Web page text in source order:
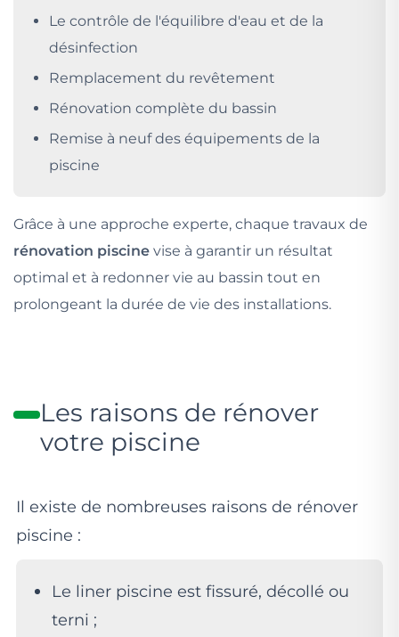
Le contrôle de l'équilibre d'eau et de la
désinfection
Remplacement du revêtement
Rénovation complète du bassin
Remise à neuf des équipements de la
piscine
Grâce à une approche experte, chaque travaux de
rénovation piscine vise à garantir un résultat
optimal et à redonner vie au bassin tout en
prolongeant la durée de vie des installations.
Les raisons de rénover
votre piscine
Il existe de nombreuses raisons de rénover
piscine :
Le liner piscine est fissuré, décollé ou
terni ;